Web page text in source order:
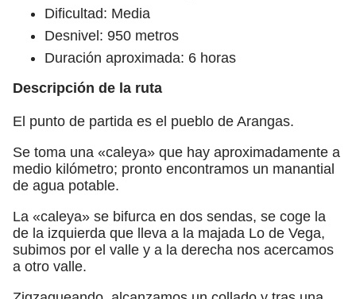
Dificultad: Media
Desnivel: 950 metros
Duración aproximada: 6 horas
Descripción de la ruta
El punto de partida es el pueblo de Arangas.
Se toma una «caleya» que hay aproximadamente a
medio kilómetro; pronto encontramos un manantial
de agua potable.
La «caleya» se bifurca en dos sendas, se coge la
de la izquierda que lleva a la majada Lo de Vega,
subimos por el valle y a la derecha nos acercamos
a otro valle.